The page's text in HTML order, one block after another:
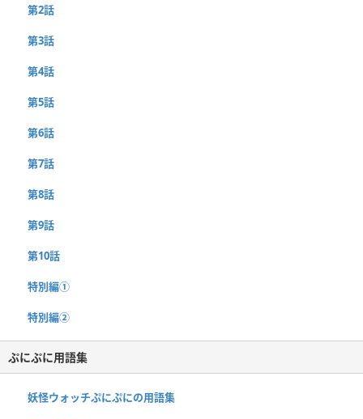
第2話
第3話
第4話
第5話
第6話
第7話
第8話
第9話
第10話
特別編①
特別編②
ぷにぷに用語集
妖怪ウォッチぷにぷにの用語集